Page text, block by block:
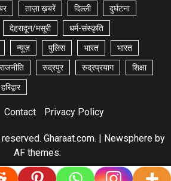
ताज़ा ख़बरें दिल्ली दुर्घटना
देहरादून/मसूरी धर्म-संस्कृति
न्यूज़ पुलिस भारत भारत
राजनीति रुद्रपुर रुद्रप्रयाग शिक्षा
हरिद्वार
Contact Privacy Policy
Gharaat.com. Newsphereby
AF themes.